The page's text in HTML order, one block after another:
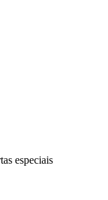
especiais